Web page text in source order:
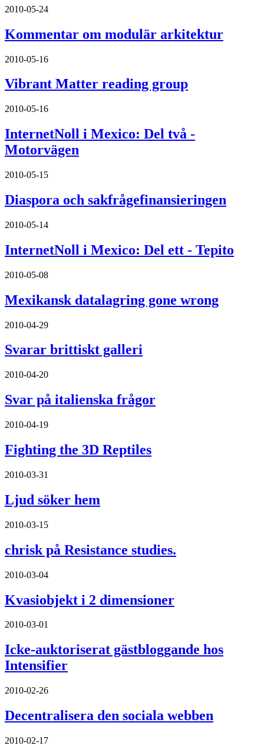
2010-05-24
Kommentar om modulär arkitektur
2010-05-16
Vibrant Matter reading group
2010-05-16
InternetNoll i Mexico: Del två -
Motorvägen
2010-05-15
Diaspora och sakfrågefinansieringen
2010-05-14
InternetNoll i Mexico: Del ett - Tepito
2010-05-08
Mexikansk datalagring gone wrong
2010-04-29
Svarar brittiskt galleri
2010-04-20
Svar på italienska frågor
2010-04-19
Fighting the 3D Reptiles
2010-03-31
Ljud söker hem
2010-03-15
chrisk på Resistance studies.
2010-03-04
Kvasiobjekt i 2 dimensioner
2010-03-01
Icke-auktoriserat gästbloggande hos
Intensifier
2010-02-26
Decentralisera den sociala webben
2010-02-17